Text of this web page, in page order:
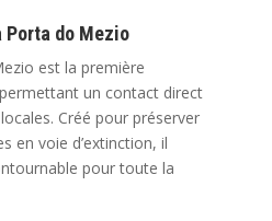
Porta do Mezio
est la première
un contact direct
Créé pour préserver
en voie d’extinction, il
pour toute la